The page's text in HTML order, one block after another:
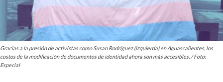
Gracias a la presión de activistas como Susan Rodríguez (izquierda) en Aguascalientes, los
costos de la modificación de documentos de identidad ahora son más accesibles. / Foto:
Especial